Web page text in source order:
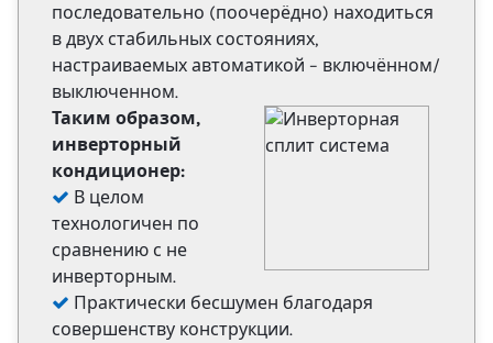
последовательно (поочерёдно) находиться
в двух стабильных состояниях,
настраиваемых автоматикой – включённом/
выключенном.
Таким образом,
инверторный
кондиционер:
В целом
технологичен по
сравнению с не
инверторным.
Практически бесшумен благодаря
совершенству конструкции.